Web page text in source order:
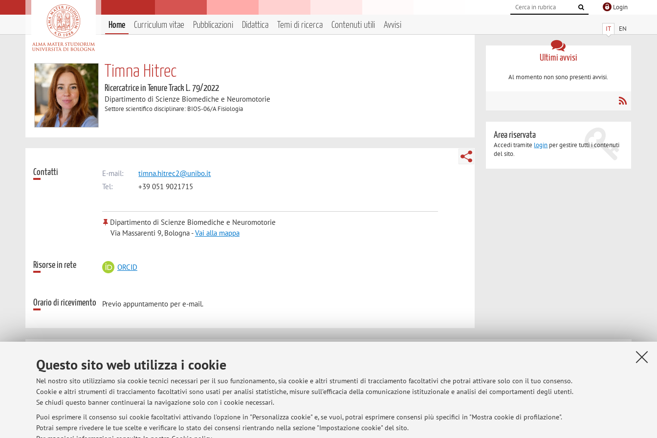
Questo sito web utilizza i cookie
Nel nostro sito utilizziamo sia cookie tecnici necessari per il suo funzionamento, sia cookie e altri strumenti di tracciamento facoltativi che potrai attivare solo con il tuo consenso.
Cookie e altri strumenti di tracciamento facoltativi sono usati per analisi statistiche, misure sull'efficacia della comunicazione istituzionale e analisi dei comportamenti degli utenti.
Se chiudi questo banner continuerai la navigazione solo con i cookie necessari.
Puoi esprimere il consenso sui cookie facoltativi attivando l'opzione in "Personalizza cookie" e, se vuoi, potrai esprimere consensi più specifici in "Mostra cookie di profilazione".
Potrai sempre rivedere le tue scelte e verificare lo stato dei consensi rientrando nella sezione "Impostazione cookie" del sito.
Login
IT EN
Home Curriculum vitae Pubblicazioni Didattica Temi di ricerca Contenuti utili Avvisi
Timna Hitrec
Ricercatrice in Tenure Track L. 79/2022
Dipartimento di Scienze Biomediche e Neuromotorie
Settore scientifico disciplinare: BIOS-06/A Fisiologia
Contatti E-mail:
timna.hitrec2@unibo.it
Tel:
+39 051 9021715
Dipartimento di Scienze Biomediche e Neuromotorie
Via Massarenti 9, Bologna -Vai alla mappa
Risorse in rete ORCID
Orario di ricevimento Previo appuntamento per e-mail.
Ultimi avvisi
Al momento non sono presenti avvisi.
Area riservata
Accedi tramite login per gestire tutti i contenuti
del sito.